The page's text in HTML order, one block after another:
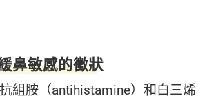
鼻敏感的徵狀
組胺（antihistamine）和白三烯